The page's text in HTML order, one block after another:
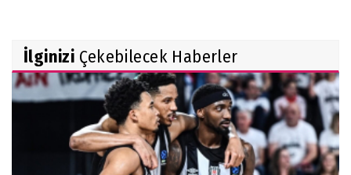
İlginizi Çekebilecek Haberler